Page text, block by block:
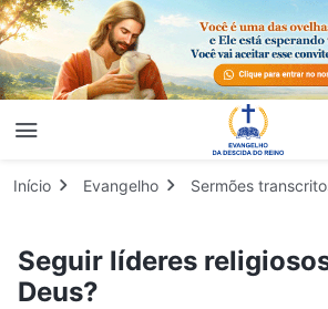
Início Evangelho Sermões
Seguir líderes
Deus?